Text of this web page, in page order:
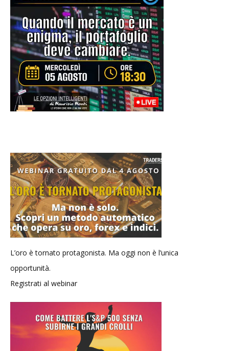
L’oro è tornato protagonista. Ma oggi non è l’unica
opportunità.
Registrati al webinar